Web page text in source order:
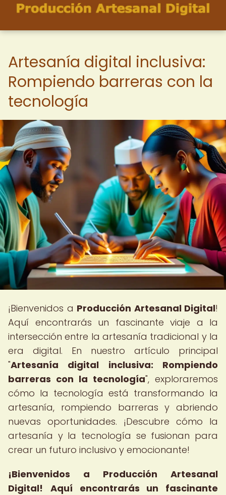
Artesanía digital inclusiva:
Rompiendo barreras con la
tecnología
¡Bienvenidos a Producción Artesanal Digital!
Aquí encontrarás un fascinante viaje a la
intersección entre la artesanía tradicional y la
era digital. En nuestro artículo principal
"Artesanía digital inclusiva: Rompiendo
barreras con la tecnología", exploraremos
cómo la tecnología está transformando la
artesanía, rompiendo barreras y abriendo
nuevas oportunidades. ¡Descubre cómo la
artesanía y la tecnología se fusionan para
crear un futuro inclusivo y emocionante!
¡Bienvenidos a Producción Artesanal
Digital!
Aquí encontrarás un fascinante